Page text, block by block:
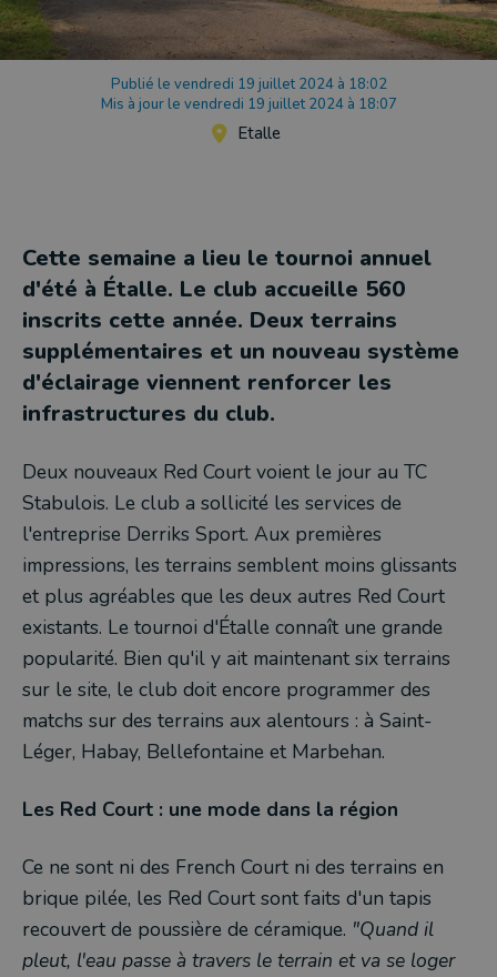
Publié le vendredi 19 juillet 2024 à 18:02
Mis à jour le vendredi 19 juillet 2024 à 18:07
Etalle
Cette semaine a lieu le tournoi annuel
d'été à Étalle. Le club accueille 560
inscrits cette année. Deux terrains
supplémentaires et un nouveau système
d'éclairage viennent renforcer les
infrastructures du club.
Deux nouveaux Red Court voient le jour au TC
Stabulois. Le club a sollicité les services de
l'entreprise Derriks Sport. Aux premières
impressions, les terrains semblent moins glissants
et plus agréables que les deux autres Red Court
existants. Le tournoi d'Étalle connaît une grande
popularité. Bien qu'il y ait maintenant six terrains
sur le site, le club doit encore programmer des
matchs sur des terrains aux alentours : à Saint-
Léger, Habay, Bellefontaine et Marbehan.
Les Red Court : une mode dans la région
Ce ne sont ni des French Court ni des terrains en
brique pilée, les Red Court sont faits d'un tapis
recouvert de poussière de céramique. "Quand il
pleut, l'eau passe à travers le terrain et va se loger